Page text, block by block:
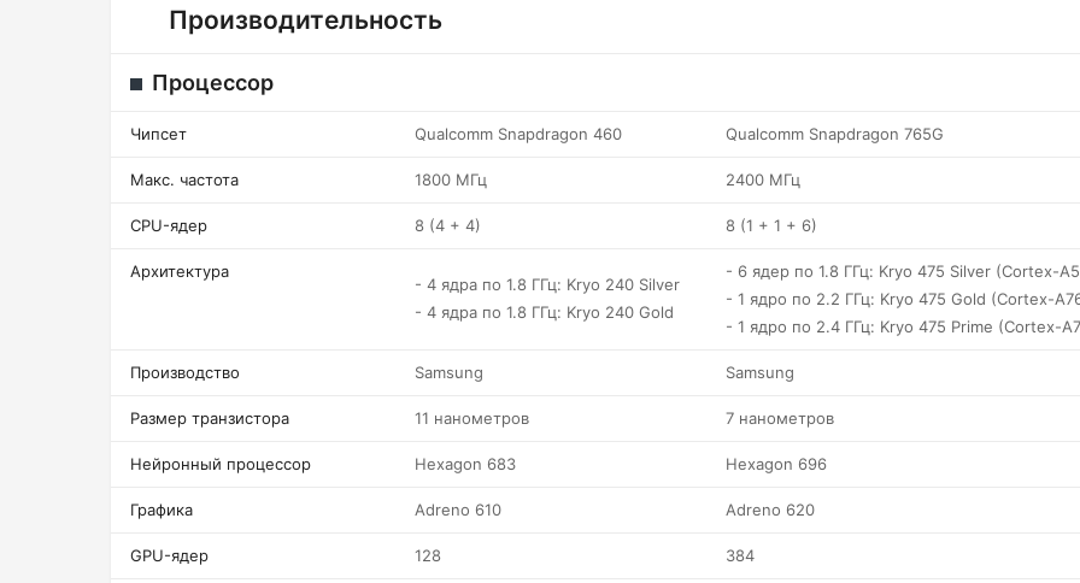
Производительность
Процессор
Чипсет Qualcomm Snapdragon 460 Qualcomm Snapdragon 765G
Макс. частота 1800 МГц 2400 МГц
CPU-ядер 8 (4 + 4) 8 (1 + 1 + 6)
Архитектура
- 4 ядра по 1.8 ГГц: Kryo 240 Silver
- 4 ядра по 1.8 ГГц: Kryo 240 Gold
- 6 ядер по 1.8 ГГц: Kryo 475 Silver (Cortex-
- 1 ядро по 2.2 ГГц: Kryo 475 Gold (Cortex-
- 1 ядро по 2.4 ГГц: Kryo 475 Prime (Cortex-
Производство Samsung Samsung
Размер транзистора 11 нанометров 7 нанометров
Нейронный процессор Hexagon 683 Hexagon 696
Графика Adreno 610 Adreno 620
GPU-ядер 128 384